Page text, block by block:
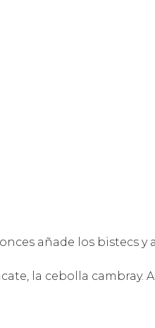
añade los bistecs y
la cebolla cambray.